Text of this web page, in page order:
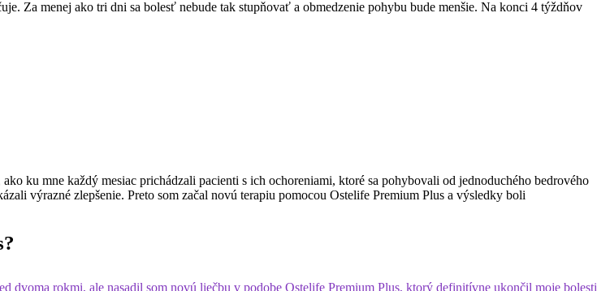
Za menej ako tri dni sa bolesť nebude tak stupňovať a obmedzenie pohybu bude menšie. Na konci 4 týždňov
ku mne každý mesiac prichádzali pacienti s ich ochoreniami, ktoré sa pohybovali od jednoduchého bedrového
výrazné zlepšenie. Preto som začal novú terapiu pomocou Ostelife Premium Plus a výsledky boli
rokmi, ale nasadil som novú liečbu v podobe Ostelife Premium Plus, ktorý definitívne ukončil moje